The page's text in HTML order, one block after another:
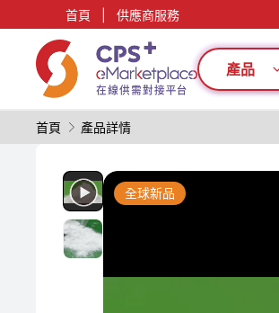
首頁 供應商服務
產品
首頁 產品詳情
全球新品